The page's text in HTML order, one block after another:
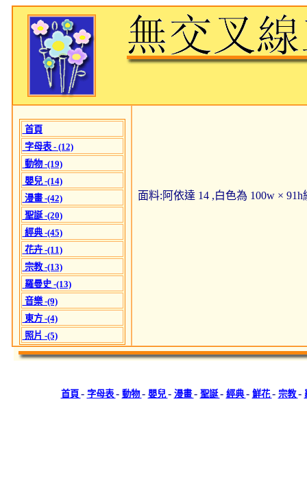
首頁
字母表 - (12)
動物 -(19)
嬰兒 -(14)
漫畫 -(42)
聖誕 -(20)
經典 -(45)
花卉 -(11)
宗教 -(13)
羅曼史 -(13)
音樂 -(9)
東方 -(4)
照片 -(5)
面料:阿依達 14 ,白色為 100w ×
首頁 - 字母表 - 動物- 嬰兒- 漫畫- 聖誕- 經典- 鮮花- 宗教-